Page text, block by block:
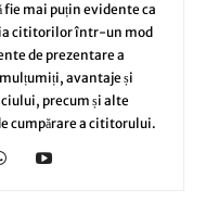
mai puțin evidente ca
cititorilor într-un mod
de prezentare a
avantaje și
precum și alte
cumpărare a cititorului.